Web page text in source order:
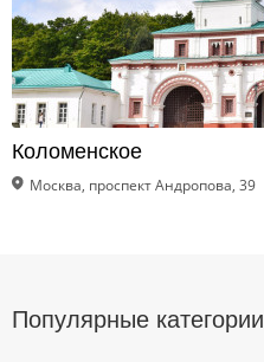
Коломенское
Москва, проспект Андропова, 39
Популярные категории